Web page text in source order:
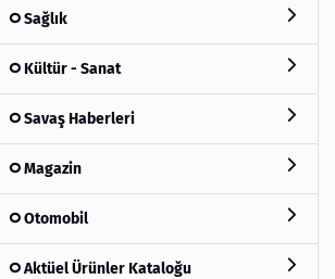
Sağlık
Kültür - Sanat
Savaş Haberleri
Magazin
Otomobil
Aktüel Ürünler Kataloğu